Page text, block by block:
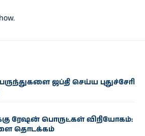
ஜப்தி செய்ய புதுச்சேரி
ரேஷன் பொருட்கள் விநியோகம்:
தொடக்கம்